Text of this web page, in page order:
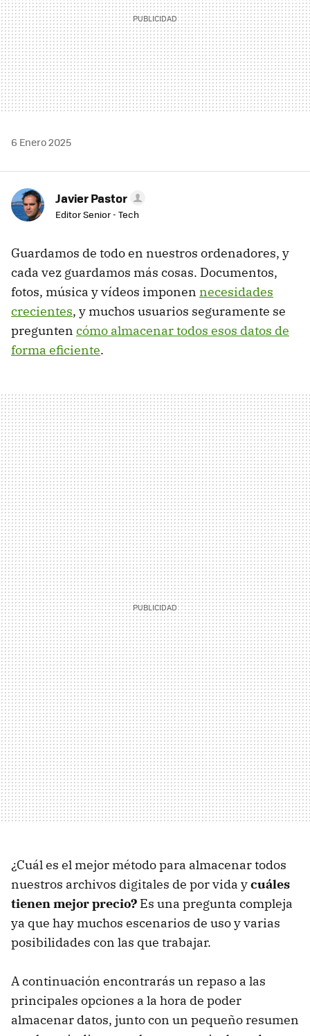
6 Enero 2025
Javier Pastor
Editor Senior - Tech
Guardamos de todo en nuestros ordenadores, y
cada vez guardamos más cosas. Documentos,
fotos, música y vídeos imponen necesidades
crecientes, y muchos usuarios seguramente se
pregunten cómo almacenar todos esos datos de
forma eficiente.
¿Cuál es el mejor método para almacenar todos
nuestros archivos digitales de por vida ycuáles
tienen mejor precio? Es una pregunta compleja
ya que hay muchos escenarios de uso y varias
posibilidades con las que trabajar.
A continuación encontrarás un repaso a las
principales opciones a la hora de poder
almacenar datos, junto con un pequeño resumen